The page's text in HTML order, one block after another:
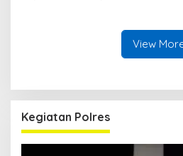
View
Kegiatan Polres